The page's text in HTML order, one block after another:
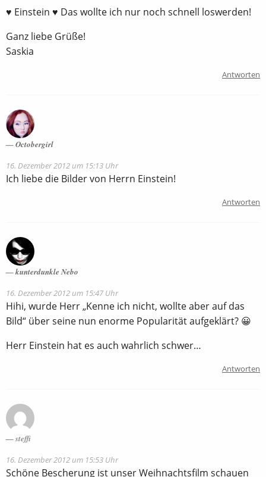
♥ Einstein ♥ Das wollte ich nur noch schnell loswerden!
Ganz liebe Grüße!
Saskia
Antworten
Octobergirl
16. Dezember 2012 um 15:13 Uhr
Ich liebe die Bilder von Herrn Einstein!
Antworten
kunterdunkle Nebo
16. Dezember 2012 um 15:47 Uhr
Hihi, wurde Herr „Kenne ich nicht, wollte aber auf das
Bild“ über seine nun enorme Popularität aufgeklärt? 😀
Herr Einstein hat es auch wahrlich schwer…
Antworten
steffi
16. Dezember 2012 um 15:53 Uhr
Schöne Bescherung ist unser Weihnachtsfilm schauen